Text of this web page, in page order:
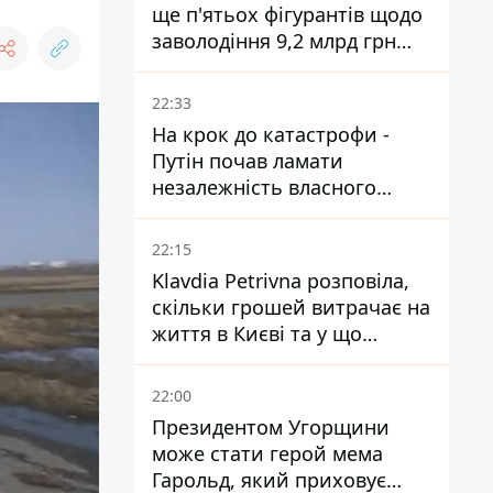
ще п'ятьох фігурантів щодо
заволодіння 9,2 млрд грн
ПриватБанку скерували до
суду
22:33
На крок до катастрофи -
Путін почав ламати
незалежність власного
Центробанку, змусивши
знизити базову ставку
22:15
Klavdia Petrivna розповіла,
скільки грошей витрачає на
життя в Києві та у що
вкладає мільйони
22:00
Президентом Угорщини
може стати герой мема
Гарольд, який приховує